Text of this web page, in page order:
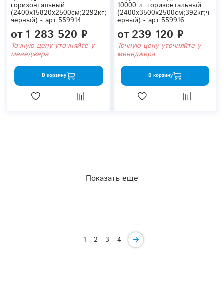
горизонтальный
(2400x15820x2500см;2292кг;
черный) - арт.559914
от 1 283 520 ₽
Точную цену уточняйте у
менеджера
В корзину
10000 л. горизонтальный
(2400x3500x2500см;392кг;ч
ерный) - арт.559916
от239 120 ₽
Точную цену уточняйте у
менеджера
В корзину
Показать еще
1 2 3 4